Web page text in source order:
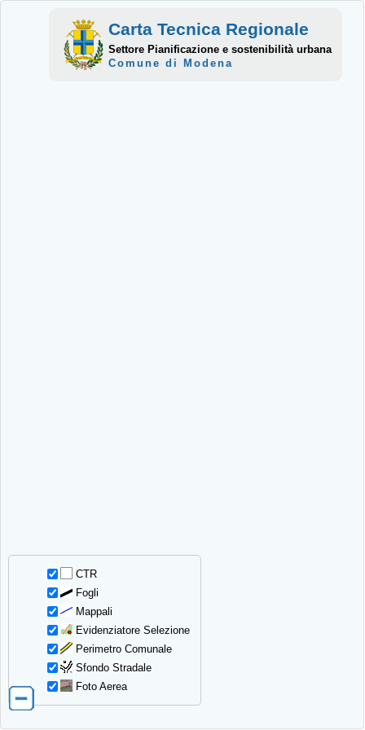
CTR
Fogli
Mappali
Evidenziatore Selezione
Perimetro Comunale
Sfondo Stradale
Foto Aerea
Carta Tecnica Regionale
Settore Pianificazione e sostenibilità urbana
Comune di Modena